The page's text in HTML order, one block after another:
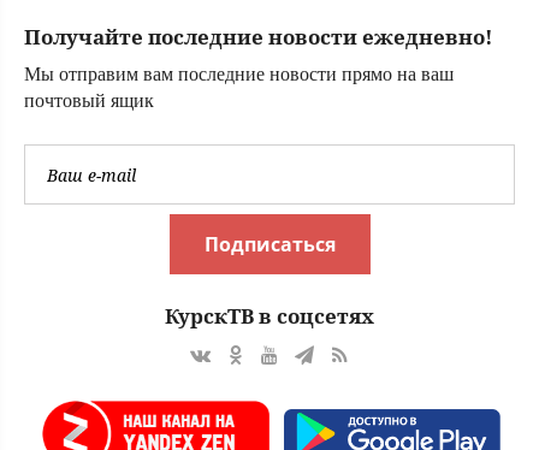
Получайте последние новости ежедневно!
Мы отправим вам последние новости прямо на ваш
почтовый ящик
Подписаться
КурскТВ в соцсетях